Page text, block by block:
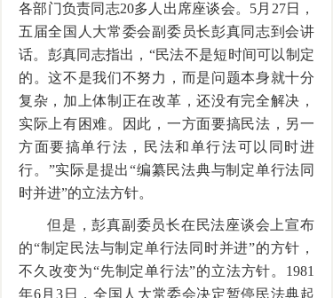
各部门负责同志20多人出席座谈会。5月27日，
五届全国人大常委会副委员长彭真同志到会讲
话。彭真同志指出，“民法不是短时间可以制定
的。这不是我们不努力，而是问题本身就十分
复杂，加上体制正在改革，还没有完全解决，
实际上有困难。因此，一方面要搞民法，另一
方面要搞单行法，民法和单行法可以同时进
行。”实际是提出“编纂民法典与制定单行法同
时并进”的立法方针。
但是，彭真副委员长在民法座谈会上宣布
的“制定民法与制定单行法同时并进”的方针，
不久改变为“先制定单行法”的立法方针。1981
年6月3日，全国人大常委会决定暂停民法典起